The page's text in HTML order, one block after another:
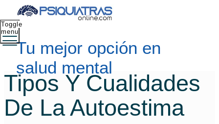
Tu mejor opción en
salud mental
Toggle
menu
Tipos Y Cualidades
De La Autoestima